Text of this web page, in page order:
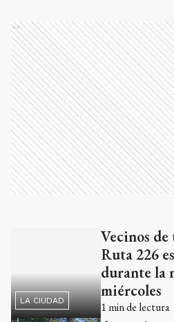
durante la
miércoles
1min de lectura
servicio de